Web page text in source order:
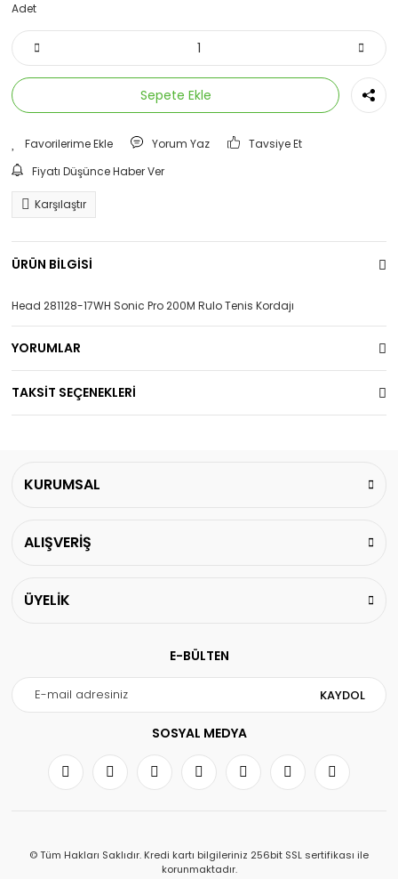
Adet
Sepete Ekle
Yorum Yaz
Tavsiye Et
Fiyatı Düşünce Haber Ver
Karşılaştır
ÜRÜN BİLGİSİ
Head 281128-17WH Sonic Pro 200M Rulo Tenis Kordajı
YORUMLAR
TAKSİT SEÇENEKLERİ
KURUMSAL
ALIŞVERİŞ
ÜYELİK
E-BÜLTEN
KAYDOL
SOSYAL MEDYA
© Tüm Hakları Saklıdır. Kredi kartı bilgileriniz 256bit SSL sertifikası ile
korunmaktadır.